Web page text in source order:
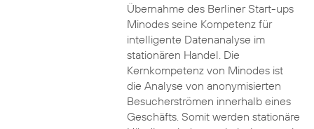
Übernahme des Berliner Start-ups
Minodes seine Kompetenz für
intelligente Datenanalyse im
stationären Handel. Die
Kernkompetenz von Minodes ist
die Analyse von anonymisierten
Besucherströmen innerhalb eines
Geschäfts. Somit werden stationäre